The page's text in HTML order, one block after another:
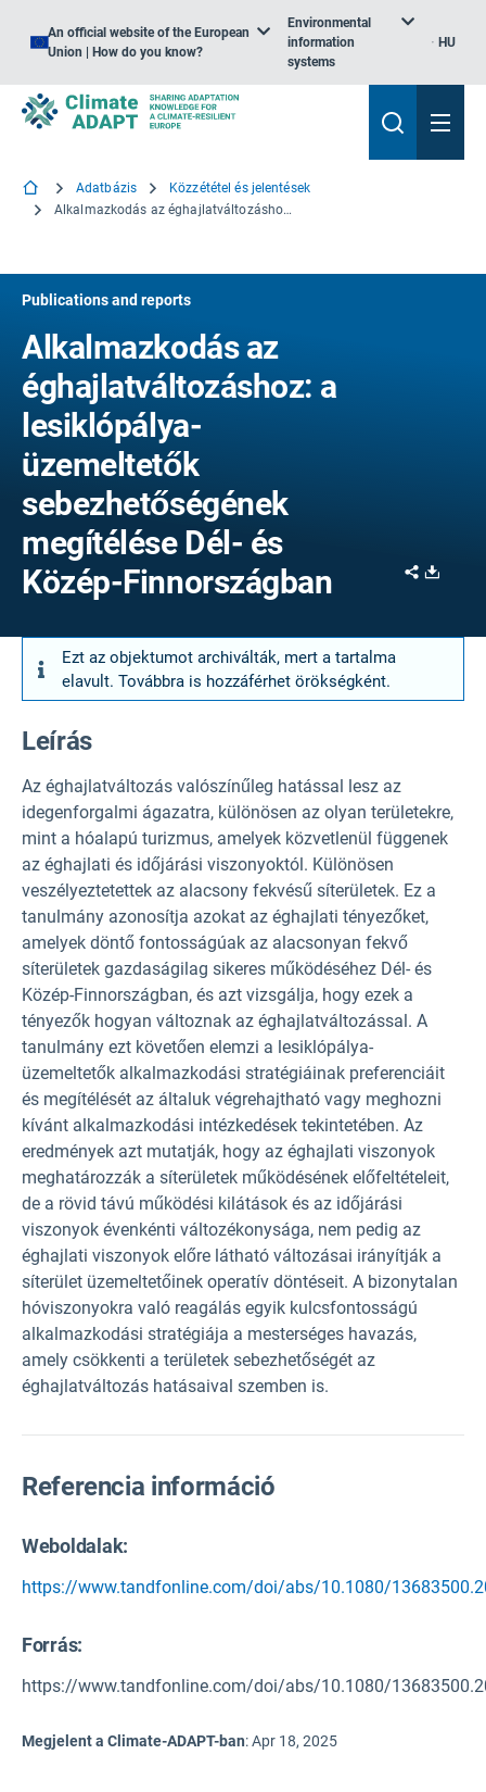
An official website of the European
Union | How do you know?
Environmental
information
systems
HU
Adatbázis
Közzététel és jelentések
Alkalmazkodás az éghajlatváltozáshoz: a lesiklópálya-üzemeltetők sebezhetőségének megítélése Dél- és Közép-Finnországban
Publications and reports
Alkalmazkodás az
éghajlatváltozáshoz: a
lesiklópálya-
üzemeltetők
sebezhetőségének
megítélése Dél- és
Közép-Finnországban
Share
Ezt az objektumot archiválták, mert a tartalma
elavult. Továbbra is hozzáférhet örökségként.
Leírás
Az éghajlatváltozás valószínűleg hatással lesz az
idegenforgalmi ágazatra, különösen az olyan területekre,
mint a hóalapú turizmus, amelyek közvetlenül függenek
az éghajlati és időjárási viszonyoktól. Különösen
veszélyeztetettek az alacsony fekvésű síterületek. Ez a
tanulmány azonosítja azokat az éghajlati tényezőket,
amelyek döntő fontosságúak az alacsonyan fekvő
síterületek gazdaságilag sikeres működéséhez Dél- és
Közép-Finnországban, és azt vizsgálja, hogy ezek a
tényezők hogyan változnak az éghajlatváltozással. A
tanulmány ezt követően elemzi a lesiklópálya-
üzemeltetők alkalmazkodási stratégiáinak preferenciáit
és megítélését az általuk végrehajtható vagy meghozni
kívánt alkalmazkodási intézkedések tekintetében. Az
eredmények azt mutatják, hogy az éghajlati viszonyok
meghatározzák a síterületek működésének előfeltételeit,
de a rövid távú működési kilátások és az időjárási
viszonyok évenkénti változékonysága, nem pedig az
éghajlati viszonyok előre látható változásai irányítják a
síterület üzemeltetőinek operatív döntéseit. A bizonytalan
hóviszonyokra való reagálás egyik kulcsfontosságú
alkalmazkodási stratégiája a mesterséges havazás,
amely csökkenti a területek sebezhetőségét az
éghajlatváltozás hatásaival szemben is.
Referencia információ
Weboldalak:
https://www.tandfonline.com/doi/abs/10.1080/
Forrás:
https://www.tandfonline.com/doi/abs/10.1080/
Megjelent a Climate-ADAPT-ban:Apr 18, 2025